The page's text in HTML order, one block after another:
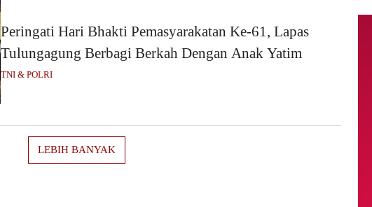
Peringati Hari Bhakti Pemasyarakatan Ke-61, Lapas
Tulungagung Berbagi Berkah Dengan Anak Yatim
TNI & POLRI
LEBIH BANYAK